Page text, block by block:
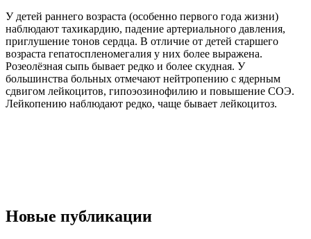
У детей раннего возраста (особенно первого года жизни)
наблюдают тахикардию, падение артериального давления,
приглушение тонов сердца. В отличие от детей старшего
возраста гепатоспленомегалия у них более выражена.
Розеолёзная сыпь бывает редко и более скудная. У
большинства больных отмечают нейтропению с ядерным
сдвигом лейкоцитов, гипоэозинофилию и повышение СОЭ.
Лейкопению наблюдают редко, чаще бывает лейкоцитоз.
Новые публикации